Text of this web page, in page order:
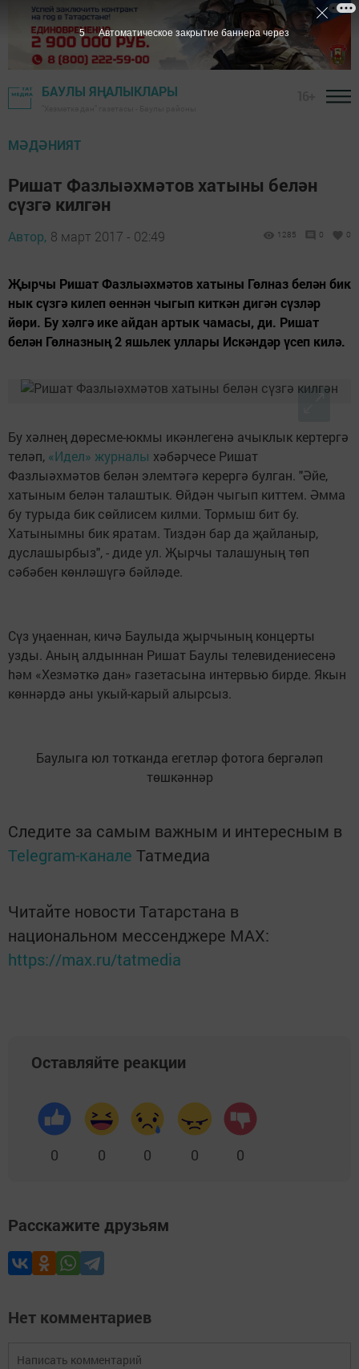
БАУЛЫ ЯҢАЛЫКЛАРЫ
МӘДӘНИЯТ
Ришат Фазлыәхмәтов хатыны белән
сүзгә килгән
Автор, 8 март 2017 - 02:49 1285 0 0
Җырчы Ришат Фазлыәхмәтов хатыны Гөлназ белән бик
нык сүзгә килеп өеннән чыгып киткән дигән сүзләр
йөри. Бу хәлгә ике айдан артык чамасы, ди. Ришат
белән Гөлназның 2 яшьлек уллары Искәндәр үсеп килә.
Бу хәлнең дөресме-юкмы икәнлегенә ачыклык кертергә
теләп, «Идел» журналы хәбәрчесе Ришат
Фазлыәхмәтов белән элемтәгә керергә булган. "Әйе,
хатыным белән талаштык. Өйдән чыгып киттем. Әмма
бу турыда бик сөйлисем килми. Тормыш бит бу.
Хатынымны бик яратам. Тиздән бар да җайланыр,
дуслашырбыз", - диде ул. Җырчы талашуның төп
сәбәбен көнләшүгә бәйләде.
Сүз уңаеннан, кичә Баулыда җырчының концерты
узды. Аның алдыннан Ришат Баулы телевидениесенә
hәм «Хезмәткә дан» газетасына интервью бирде. Якын
кѳннәрдә аны укый-карый алырсыз.
Баулыга юл тотканда егетләр фотога бергәләп
тѳшкәннәр
Следите за самым важным и интересным в
Telegram-канале Татмедиа
Читайте новости Татарстана в
национальном мессенджере MАХ:
https://max.ru/tatmedia
Оставляйте реакции
0 0 0 0 0
Расскажите друзьям
Нет комментариев
5 Автоматическое закрытие баннера через